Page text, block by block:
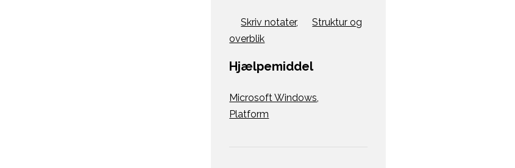
Skriv notater,
Struktur og
overblik
Hjælpemiddel
Microsoft Windows,
Platform